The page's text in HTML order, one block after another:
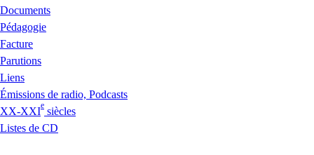
Documents
Pédagogie
Facture
Parutions
Liens
Émissions de radio, Podcasts
XX-XXI
e
siècles
Listes de CD